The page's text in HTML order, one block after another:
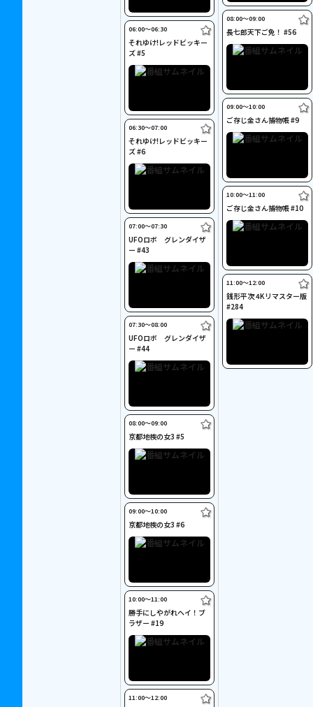
06:00〜06:30
それゆけ!レッドビッキー
ズ #5
06:30〜07:00
それゆけ!レッドビッキー
ズ #6
07:00〜07:30
UFOロボ グレンダイザ
ー #43
07:30〜08:00
UFOロボ グレンダイザ
ー #44
08:00〜09:00
京都地検の女3 #5
09:00〜10:00
京都地検の女3 #6
10:00〜11:00
勝手にしやがれヘイ！ブ
ラザー #19
11:00〜12:00
08:00〜09:00
長七郎天下ご免！ #56
09:00〜10:00
ご存じ金さん捕物帳 #9
10:00〜11:00
ご存じ金さん捕物帳 #10
11:00〜12:00
銭形平次 4Kリマスター版
#284